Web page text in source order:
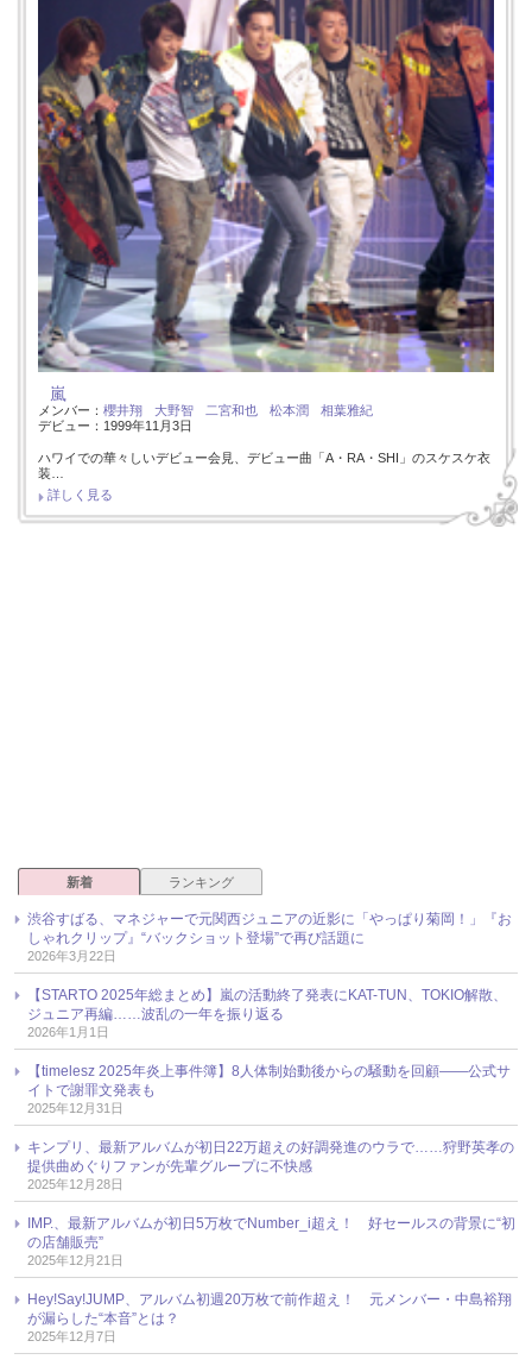
嵐
メンバー： 櫻井翔 大野智 二宮和也 松本潤
相葉雅紀
デビュー：1999年11月3日
ハワイでの華々しいデビュー会見、デビュー曲「A・RA・SHI」のスケスケ衣
装…
詳しく見る
新着 ランキング
渋谷すばる、マネジャーで元関西ジュニアの近影に「やっぱり菊岡！」『お
しゃれクリップ』“バックショット登場”で再び話題に
2026年3月22日
【STARTO 2025年総まとめ】嵐の活動終了発表にKAT-TUN、TOKIO解散、
ジュニア再編……波乱の一年を振り返る
2026年1月1日
【timelesz 2025年炎上事件簿】8人体制始動後からの騒動を回顧――公式サ
イトで謝罪文発表も
2025年12月31日
キンプリ、最新アルバムが初日22万超えの好調発進のウラで……狩野英孝の
提供曲めぐりファンが先輩グループに不快感
2025年12月28日
IMP.、最新アルバムが初日5万枚でNumber_i超え！ 好セールスの背景に“初
の店舗販売”
2025年12月21日
Hey!Say!JUMP、アルバム初週20万枚で前作超え！ 元メンバー・中島裕翔
が漏らした“本音”とは？
2025年12月7日